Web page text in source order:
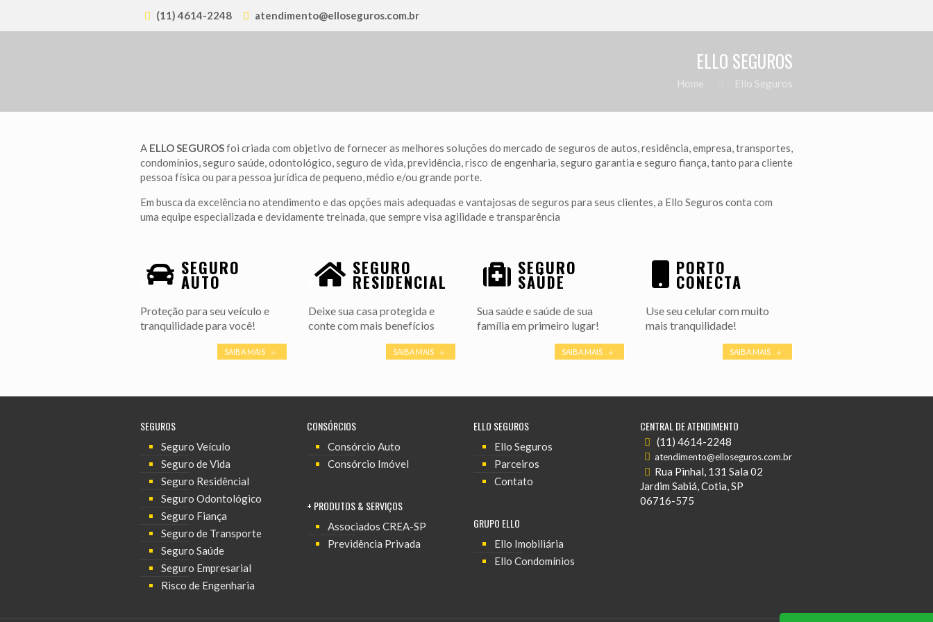
(11) 4614-2248 atendimento@elloseguros.com.br
ELLO SEGUROS
Home Ello Seguros
A ELLO SEGUROSfoi criada com objetivo de fornecer as melhores soluções do mercado de seguros de autos, residência, empresa, transportes,
condomínios, seguro saúde, odontológico, seguro de vida, previdência, risco de engenharia, seguro garantia e seguro fiança, tanto para cliente
pessoa física ou para pessoa jurídica de pequeno, médio e/ou grande porte.
Em busca da excelência no atendimento e das opções mais adequadas e vantajosas de seguros para seus clientes, a Ello Seguros conta com
uma equipe especializada e devidamente treinada, que sempre visa agilidade e transparência
SEGURO
AUTO
Proteção para seu veículo e
tranquilidade para você!
SAIBA MAIS
. SEGURO
RESIDENCIAL
Deixe sua casa protegida e
conte com mais benefícios
SAIBA MAIS
SEGURO
SAÚDE
Sua saúde e saúde de sua
família em primeiro lugar!
SAIBA MAIS
PORTO
CONECTA
Use seu celular com muito
mais tranquilidade!
SAIBA MAIS
SEGUROS
Seguro Veículo
Seguro de Vida
Seguro Residêncial
Seguro Odontológico
Seguro Fiança
Seguro de Transporte
Seguro Saúde
Seguro Empresarial
Risco de Engenharia
CONSÓRCIOS
Consórcio Auto
Consórcio Imóvel
+ PRODUTOS & SERVIÇOS
Associados CREA-SP
Previdência Privada
ELLO SEGUROS
Ello Seguros
Parceiros
Contato
GRUPO ELLO
Ello Imobiliária
Ello Condomínios
CENTRAL DE ATENDIMENTO
(11) 4614-2248
atendimento@elloseguros.com.br
Rua Pinhal, 131 Sala 02
Jardim Sabiá, Cotia, SP
06716-575